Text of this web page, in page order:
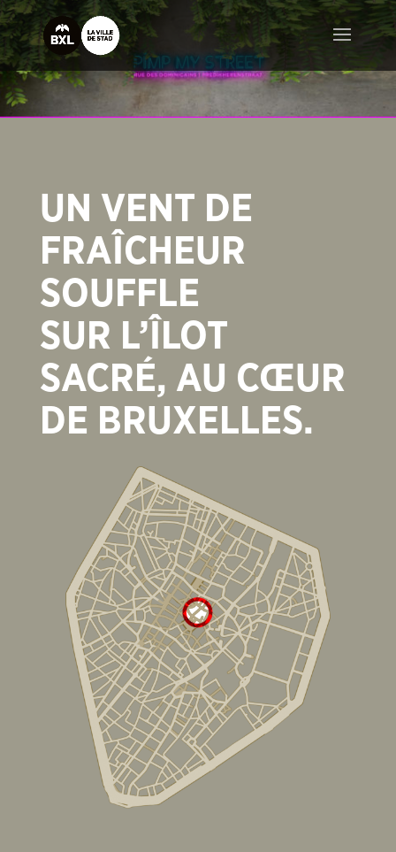
UN VENT DE
FRAÎCHEUR
SOUFFLE
SUR L’ÎLOT
SACRÉ, AU CŒUR
DE BRUXELLES.